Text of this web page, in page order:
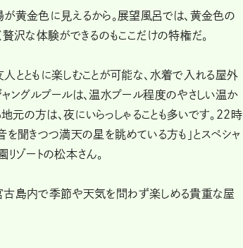
黄金色に見えるから。展望風呂では、黄金色の
沢な体験ができるのもここだけの特権だ。
とともに楽しむことが可能な、水着で入れる屋外
ングルプールは、温水プール程度のやさしい温か
元の方は、夜にいらっしゃることも多いです。22時
聞きつつ満天の星を眺めている方も」とスペシャ
ゾートの松本さん。
宮古島内で季節や天気を問わず楽しめる貴重な屋